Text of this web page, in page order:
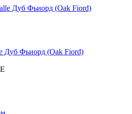
Дуб Фьиорд (Оak Fiord)